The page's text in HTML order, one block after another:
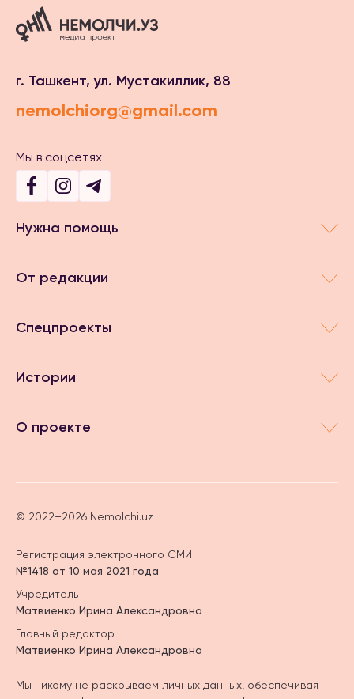
г. Ташкент, ул. Мустакиллик, 88
nemolchiorg@gmail.com
Мы в соцсетях
Нужна помощь
От редакции
Спецпроекты
Истории
О проекте
© 2022–2026 Nemolchi.uz
Регистрация электронного СМИ
№1418 от 10 мая 2021 года
Учредитель
Матвиенко Ирина Александровна
Главный редактор
Матвиенко Ирина Александровна
Мы никому не раскрываем личных данных, обеспечивая